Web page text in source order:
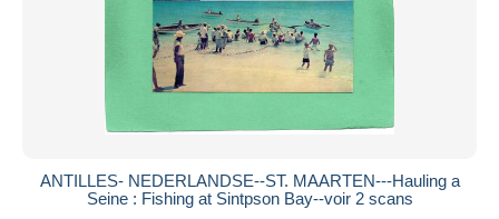
ANTILLES- NEDERLANDSE--ST. MAARTEN---Hauling a
Seine : Fishing at Sintpson Bay--voir 2 scans